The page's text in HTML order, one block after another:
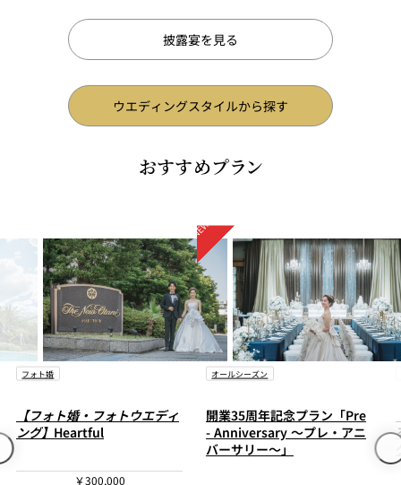
披露宴を見る
ウエディングスタイルから探す
おすすめプラン
オールシーズン
開業35周年記念プラン「Pre
- Anniversary ～プレ・アニ
フォト婚
【2026年9月まで】和洋選べ
るフォト＋会⾷付ウエディン
グプラン